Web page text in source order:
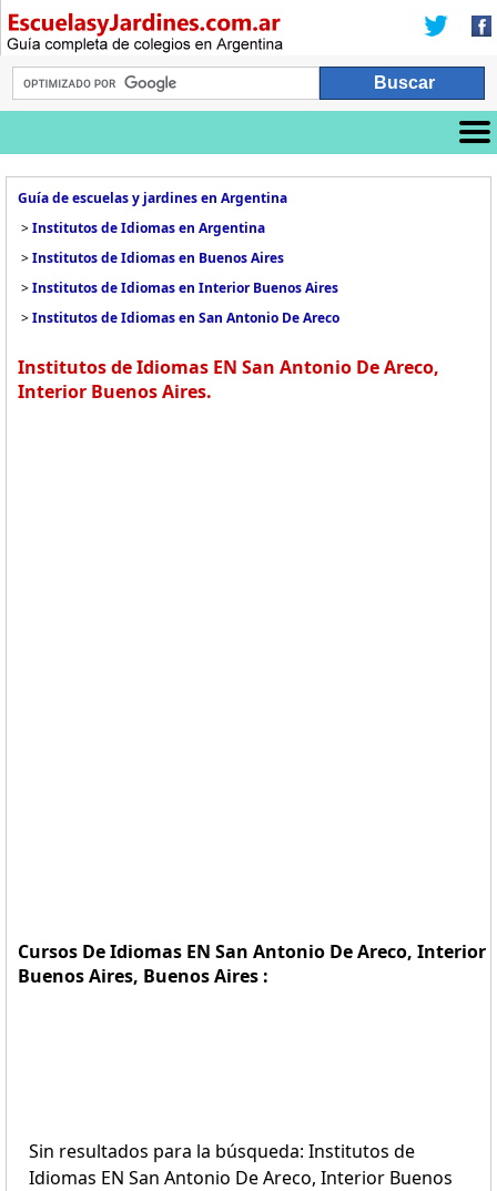
Guía de escuelas y jardines en Argentina
>Institutos de Idiomas en Argentina
>Institutos de Idiomas en Buenos Aires
>Institutos de Idiomas en Interior Buenos Aires
>Institutos de Idiomas en San Antonio De Areco
Institutos de Idiomas EN San Antonio De Areco,
Interior Buenos Aires.
Cursos De Idiomas EN San Antonio De Areco, Interior
Buenos Aires, Buenos Aires :
Sin resultados para la búsqueda: Institutos de
Idiomas EN San Antonio De Areco, Interior Buenos